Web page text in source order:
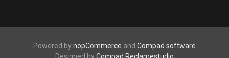
Powered bynopCommerce and Compad software